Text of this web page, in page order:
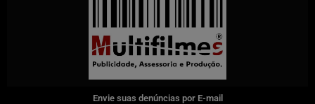
Envie suas denúncias por E-mail